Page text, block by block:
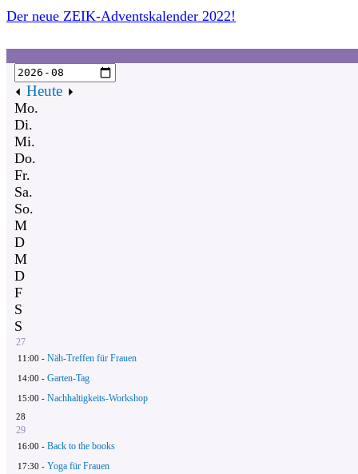
Der neue ZEIK-Adventskalender 2022!
Heute
Mo.
Di.
Mi.
Do.
Fr.
Sa.
So.
M
D
M
D
F
S
S
27
11:00 - Näh-Treffen für Frauen
14:00 - Garten-Tag
15:00 - Nachhaltigkeits-Workshop
28
29
16:00 - Back to the books
17:30 - Yoga für Frauen